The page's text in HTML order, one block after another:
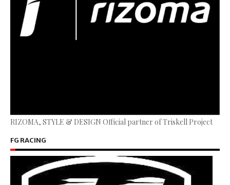
RIZOMA, STYLE & DESIGN Official partner of Triskell Project
FG RACING